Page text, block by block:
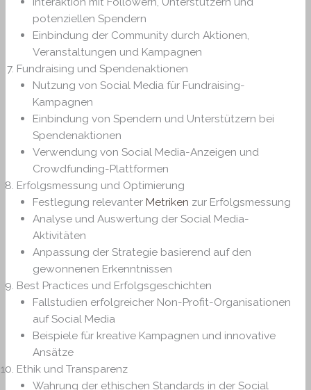
potenziellen Spendern
Einbindung der Community durch Aktionen,
Veranstaltungen und Kampagnen
Fundraising und Spendenaktionen
Nutzung von Social Media für Fundraising-
Kampagnen
Einbindung von Spendern und Unterstützern bei
Spendenaktionen
Verwendung von Social Media-Anzeigen und
Crowdfunding-Plattformen
Erfolgsmessung und Optimierung
Festlegung relevanterMetriken zur Erfolgsmessung
Analyse und Auswertung der Social Media-
Aktivitäten
Anpassung der Strategie basierend auf den
gewonnenen Erkenntnissen
Best Practices und Erfolgsgeschichten
Fallstudien erfolgreicher Non-Profit-Organisationen
auf Social Media
Beispiele für kreative Kampagnen und innovative
Ansätze
Ethik und Transparenz
Wahrung der ethischen Standards in der Social